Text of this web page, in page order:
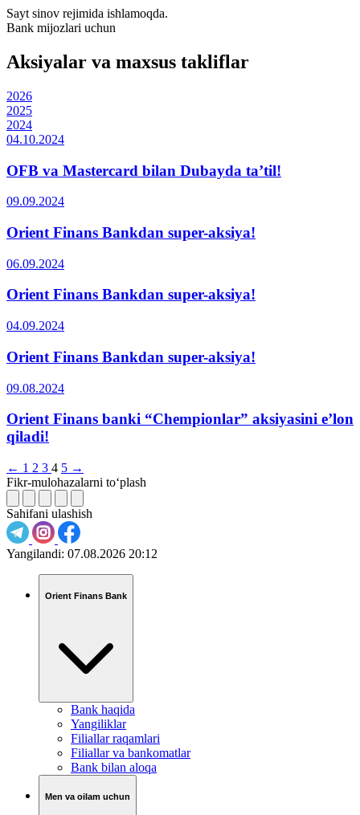
Sayt sinov rejimida ishlamoqda.
Bank mijozlari uchun
Aksiyalar va maxsus takliflar
2026
2025
2024
04.10.2024
OFB va Mastercard bilan Dubayda taʼtil!
09.09.2024
Orient Finans Bankdan super-aksiya!
06.09.2024
Orient Finans Bankdan super-aksiya!
04.09.2024
Orient Finans Bankdan super-aksiya!
09.08.2024
Orient Finans banki “Chempionlar” aksiyasini eʼlon
qiladi!
← 1 2 3 4 5 →
Fikr-mulohazalarni to‘plash
Sahifani ulashish
Yangilandi: 07.08.2026 20:12
Orient Finans Bank
Bank haqida
Yangiliklar
Filiallar raqamlari
Filiallar va bankomatlar
Bank bilan aloqa
Men va oilam uchun